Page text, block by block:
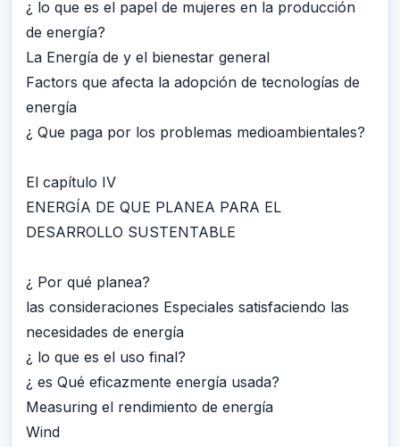
¿ lo que es el papel de mujeres en la producción
de energía?
La Energía de y el bienestar general
Factors que afecta la adopción de tecnologías de
energía
¿ Que paga por los problemas medioambientales?
El capítulo IV
ENERGÍA DE QUE PLANEA PARA EL
DESARROLLO SUSTENTABLE
¿ Por qué planea?
las consideraciones Especiales satisfaciendo las
necesidades de energía
¿ lo que es el uso final?
¿ es Qué eficazmente energía usada?
Measuring el rendimiento de energía
Wind